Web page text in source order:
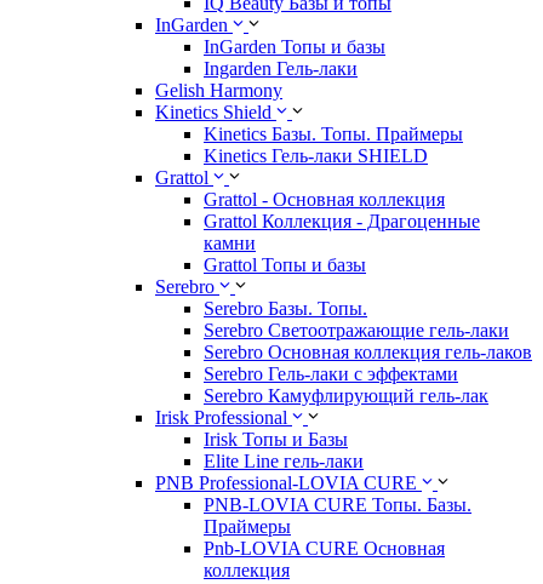
InGarden
InGarden Топы и базы
Ingarden Гель-лаки
Gelish Harmony
Kinetics Shield
Kinetics Базы. Топы. Праймеры
Kinetics Гель-лаки SHIELD
Grattol
Grattol - Oснoвнaя коллекция
Grattol Коллекция - Драгоценные
камни
Grattol Топы и базы
Serebro
Serebro Базы. Топы.
Serebro Светоотражающие гель-лаки
Serebro Основная коллекция гель-лаков
Serebro Гель-лаки с эффектами
Serebro Камуфлирующий гель-лак
Irisk Professional
Irisk Топы и Базы
Elite Line гель-лаки
PNB Professional-LOVIA CURE
PNB-LOVIA CURE Топы. Базы.
Праймеры
Pnb-LOVIA CURE Основная
коллекция